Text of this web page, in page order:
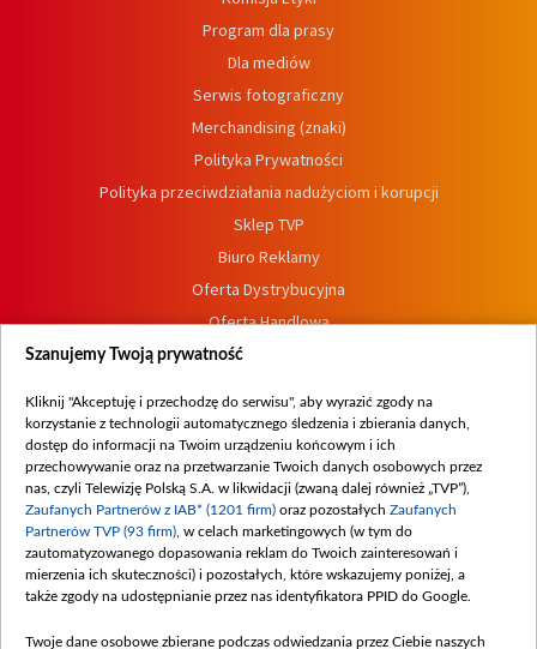
Program dla prasy
Dla mediów
Serwis fotograficzny
Merchandising (znaki)
Polityka Prywatności
Polityka przeciwdziałania nadużyciom i korupcji
Sklep TVP
Biuro Reklamy
Oferta Dystrybucyjna
Oferta Handlowa
Dostępność
Procedura zgłoszeń wewnętrznych
Szanujemy Twoją prywatność
Kliknij "Akceptuję i przechodzę do serwisu", aby wyrazić zgody na
korzystanie z technologii automatycznego śledzenia i zbierania danych,
dostęp do informacji na Twoim urządzeniu końcowym i ich
przechowywanie oraz na przetwarzanie Twoich danych osobowych przez
nas, czyli Telewizję Polską S.A. w likwidacji (zwaną dalej również „TVP”),
Zaufanych Partnerów z IAB* (1201 firm) oraz pozostałych Zaufanych
Partnerów TVP (93 firm) , w celach marketingowych (w tym do
zautomatyzowanego dopasowania reklam do Twoich zainteresowań i
mierzenia ich skuteczności) i pozostałych, które wskazujemy poniżej, a
także zgody na udostępnianie przez nas identyfikatora PPID do Google.
Twoje dane osobowe zbierane podczas odwiedzania przez Ciebie naszych